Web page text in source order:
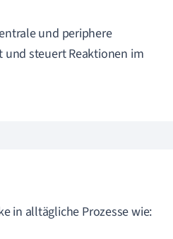
und periphere
steuert Reaktionen im
in alltägliche Prozesse wie: